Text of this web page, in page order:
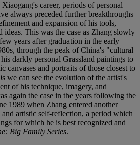
career, periods of personal
always preceded further breakthroughs
and expansion of his tools,
ideas. This was the case as Zhang slowly
years after graduation in the early
through the peak of China's "cultural
darkly personal Grassland paintings to
canvases and portraits of those closest to
we can see the evolution of the artist's
of his technique, imagery, and
again the case in the years following the
1989 when Zhang entered another
artistic self-reflection, a period which
for which he is best recognized and
Big Family Series.